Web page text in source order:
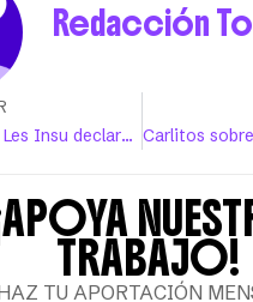
Redacción
Colectivo Les Insu declara el Día de la Ilustración Puertorriqueña
TRABAJO!
TU APORTACIÓN